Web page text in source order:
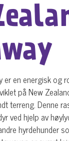
er en energisk og
på New
terreng. Denne
ved hjelp av
hyrdehunder